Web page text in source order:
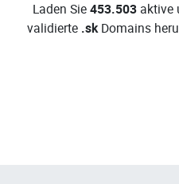
Laden Sie453.503aktive
validierte .skDomains